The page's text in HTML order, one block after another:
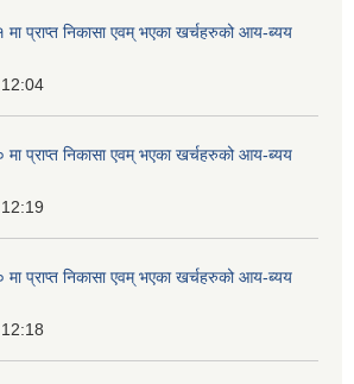
प्राप्त निकासा एवम् भएका खर्चहरुको आय-ब्यय
प्राप्त निकासा एवम् भएका खर्चहरुको आय-ब्यय
प्राप्त निकासा एवम् भएका खर्चहरुको आय-ब्यय